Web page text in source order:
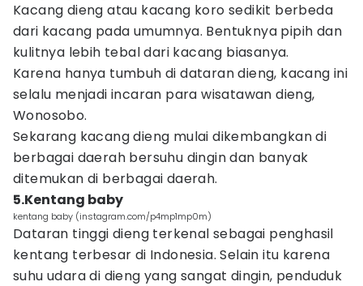
Kacang dieng atau kacang koro sedikit berbeda
dari kacang pada umumnya. Bentuknya pipih dan
kulitnya lebih tebal dari kacang biasanya.
Karena hanya tumbuh di dataran dieng, kacang ini
selalu menjadi incaran para wisatawan dieng,
Wonosobo.
Sekarang kacang dieng mulai dikembangkan di
berbagai daerah bersuhu dingin dan banyak
ditemukan di berbagai daerah.
5.Kentang baby
kentang baby (instagram.com/p4mp1mp0m)
Dataran tinggi dieng terkenal sebagai penghasil
kentang terbesar di Indonesia. Selain itu karena
suhu udara di dieng yang sangat dingin, penduduk